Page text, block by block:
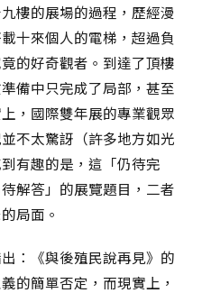
樓的展場的過程，歷經漫
十來個人的電梯，超過負
的好奇觀者。到達了頂樓
備中只完成了局部，甚至
，國際雙年展的專業觀眾
不太驚訝（許多地方如光
有趣的是，這「仍待完
解答」的展覽題目，二者
局面。
：《與後殖民說再見》的
的簡單否定，而現實上，